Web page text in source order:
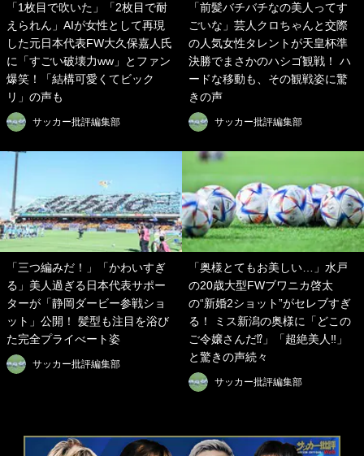
「1枚目で吹いた」「2枚目で耐
えられん」AIが女性として再現
した元日本代表FW大久保嘉人氏
に「すごい破壊力ww」とファン
爆笑！「結構可愛くてビック
リ」の声も
サッカー批評編集部
「前髪バチバチなの美人ってす
ごいな」芸人クロちゃんと交際
の人気女性タレントが天皇杯準
決勝でまさかのハシゴ観戦！ ハ
ードな移動も、その観戦姿に驚
きの声
サッカー批評編集部
「三つ編みだ！」「かわいすぎ
る」美人過ぎる日本代表サポー
ターが「静岡ダービー参戦ショ
ット」公開！ 髪型も注目を浴び
た完全プライべート姿
サッカー批評編集部
「奥様とてもお美しい…」水戸
の20歳大型FWブワニカ啓太
の“新婚2ショット”がセレブすぎ
る！ ミス新潟の奥様に「どこの
ご令嬢さんだ⁉︎」「超絶美人‼︎」
と驚きの声続々
サッカー批評編集部